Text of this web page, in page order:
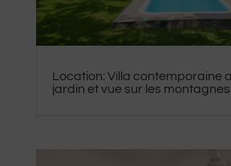
Location: Villa contemporaine
jardin et vue sur les montagnes